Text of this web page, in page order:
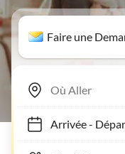
Faire une
Arrivée- Départ